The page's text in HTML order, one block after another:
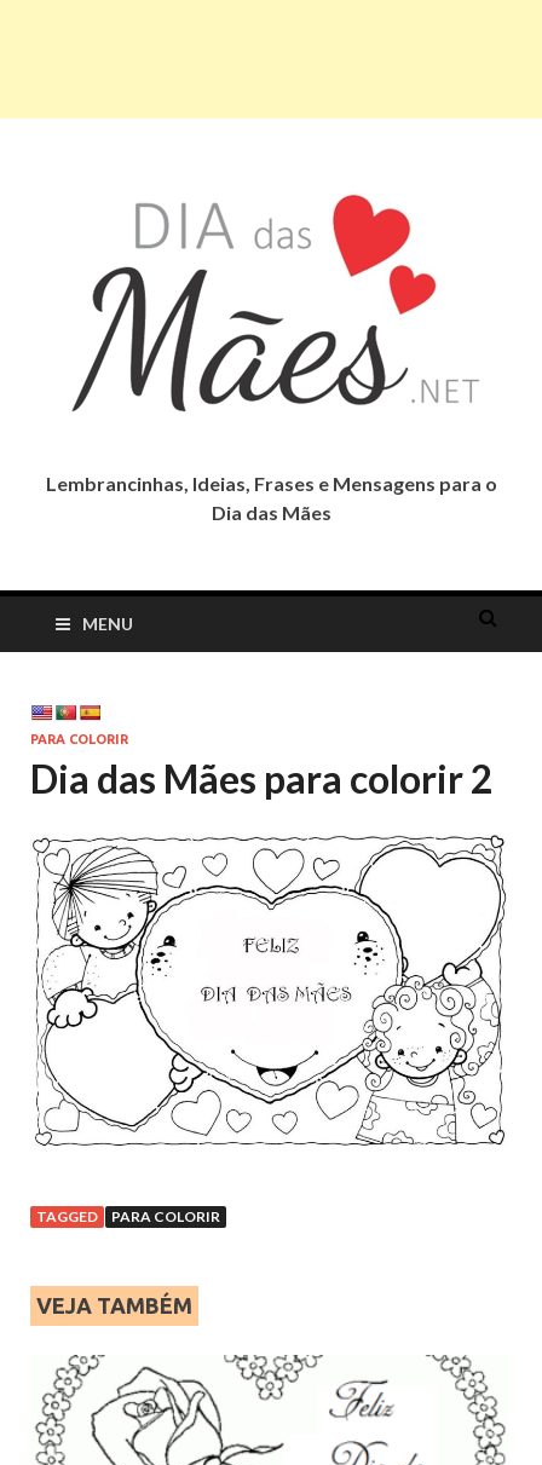
Lembrancinhas, Ideias, Frases e Mensagens para o
Dia das Mães
Dia das Mães
MENU
PARA COLORIR
Dia das Mães para colorir 2
TAGGED PARA COLORIR
VEJA TAMBÉM